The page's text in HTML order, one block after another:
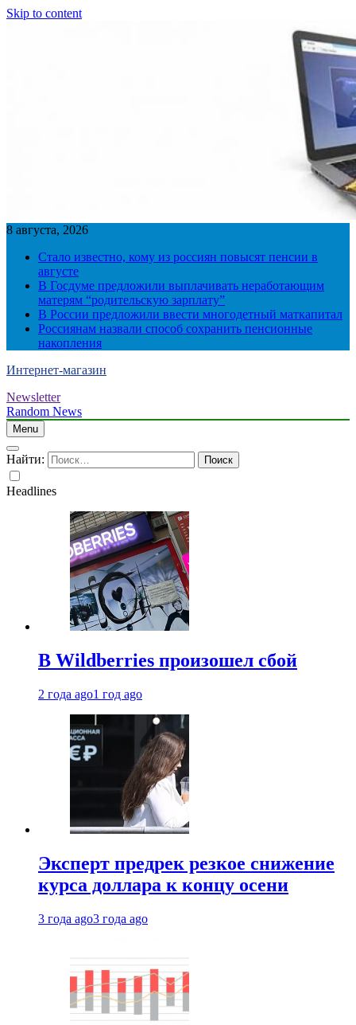
Skip to content
8 августа, 2026
Стало известно, кому из россиян повысят пенсии в
августе
В Госдуме предложили выплачивать неработающим
матерям “родительскую зарплату”
В России предложили ввести многодетный маткапитал
Россиянам назвали способ сохранить пенсионные
накопления
Интернет-магазин
Newsletter
Random News
Menu
Найти:
Headlines
В Wildberries произошел сбой
2 года ago1 год ago
Эксперт предрек резкое снижение
курса доллара к концу осени
3 года ago3 года ago